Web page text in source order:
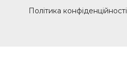
Політика конфіденційності